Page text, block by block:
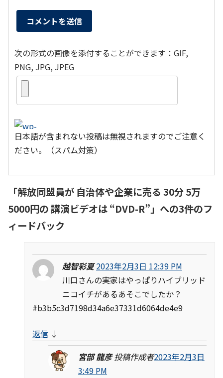
次の形式の画像を添付することができます：GIF,
PNG, JPG, JPEG
日本語が含まれない投稿は無視されますのでご注意く
ださい。（スパム対策）
「解放同盟員が 自治体や企業に売る 30分 5万
5000円の 講演ビデオは “DVD-R”」への3件のフ
ィードバック
越智彩夏 2023年2月3日 12:39 PM
川口さんの実家はやっぱりハイブリッド
ニコイチがあるあそこでしたか？
#b3b5c3d7198d34a6e37331d6064de4e9
返信 ↓
宮部 龍彦 投稿作成者2023年2月3日
3:49 PM